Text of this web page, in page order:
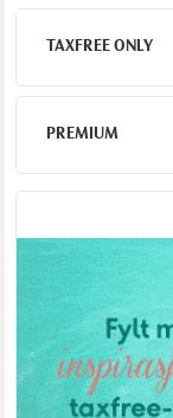
TAXFREE ONLY
PREMIUM